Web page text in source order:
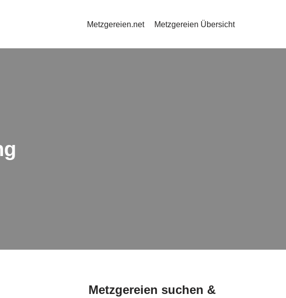
Metzgereien.net Metzgereien Übersicht
Metzgereien suchen &